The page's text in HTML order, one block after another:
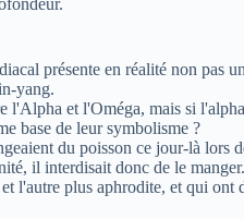
présente en réalité non pas
yang.
l'Alpha et l'Oméga, mais si
base de leur symbolisme ?
du poisson ce jour-là lors
il interdisait donc de le manger.
l'autre plus aphrodite, et qui ont